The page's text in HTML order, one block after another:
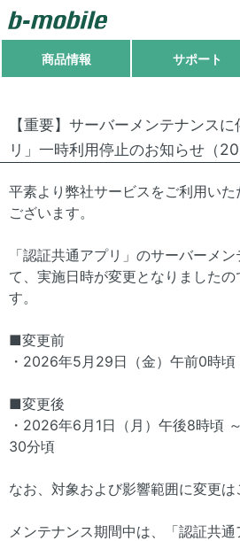
商品情報 サポート
【重要】サーバーメンテナンス
リ」一時利用停止のお知らせ（
平素より弊社サービスをご利用いた
ございます。
「認証共通アプリ」のサーバーメ
て、実施日時が変更となりましたの
す。
■変更前
・2026年5月29日（金）午前0時
■変更後
・2026年6月1日（月）午後8時頃
30分頃
なお、対象および影響範囲に変更は
メンテナンス期間中は、「認証共